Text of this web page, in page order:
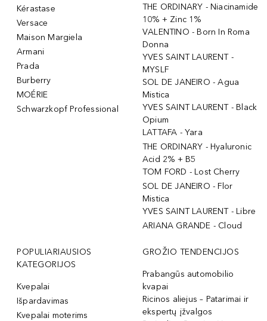
Kérastase
Versace
Maison Margiela
Armani
Prada
Burberry
MOÉRIE
Schwarzkopf Professional
THE ORDINARY - Niacinamide
10% + Zinc 1%
VALENTINO - Born In Roma
Donna
YVES SAINT LAURENT -
MYSLF
SOL DE JANEIRO - Agua
Mistica
YVES SAINT LAURENT - Black
Opium
LATTAFA - Yara
THE ORDINARY - Hyaluronic
Acid 2% + B5
TOM FORD - Lost Cherry
SOL DE JANEIRO - Flor
Mistica
YVES SAINT LAURENT - Libre
ARIANA GRANDE - Cloud
POPULIARIAUSIOS
KATEGORIJOS
Kvepalai
Išpardavimas
Kvepalai moterims
GROŽIO TENDENCIJOS
Prabangūs automobilio
kvapai
Ricinos aliejus – Patarimai ir
ekspertų įžvalgos